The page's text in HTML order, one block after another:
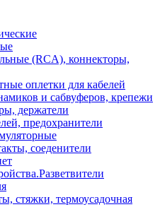
(RCA), коннекторы,
оплетки для кабелей
и сабвуферов, крепежи
держатели
предохранители
соеденители
стяжки, термоусадочная